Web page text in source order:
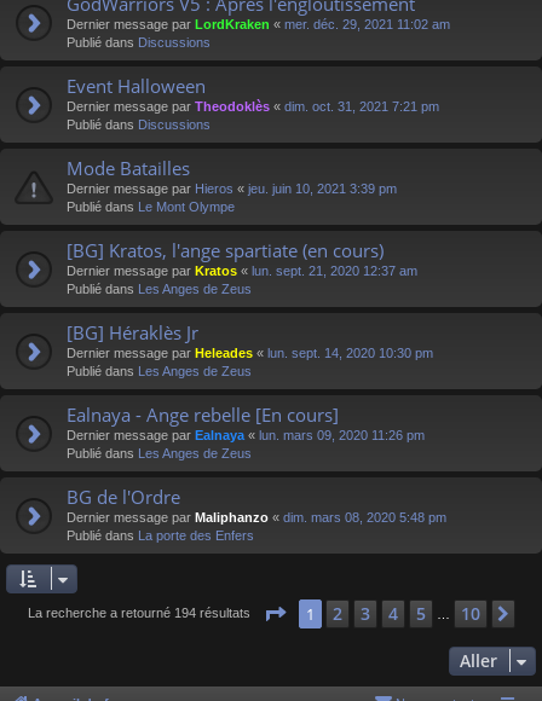
Dernier message par LordKraken « mer. déc. 29, 2021 11:02 am
Publié dans Discussions
Event Halloween
Dernier message par Theodoklès « dim. oct. 31, 2021 7:21 pm
Publié dans Discussions
Mode Batailles
Dernier message par Hieros « jeu. juin 10, 2021 3:39 pm
Publié dans Le Mont Olympe
[BG] Kratos, l'ange spartiate (en cours)
Dernier message par Kratos « lun. sept. 21, 2020 12:37 am
Publié dans Les Anges de Zeus
[BG] Héraklès Jr
Dernier message par Heleades « lun. sept. 14, 2020 10:30 pm
Publié dans Les Anges de Zeus
Ealnaya - Ange rebelle [En cours]
Dernier message par Ealnaya « lun. mars 09, 2020 11:26 pm
Publié dans Les Anges de Zeus
BG de l'Ordre
Dernier message par Maliphanzo « dim. mars 08, 2020 5:48 pm
Publié dans La porte des Enfers
La recherche a retourné 194 résultats Page 1sur 10
1 2 3 4 5 10
Aller